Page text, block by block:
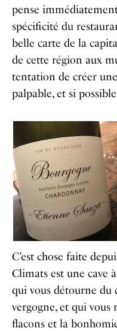
pense
spécificité du
belle carte de la
de cette région aux
tentation de créer
palpable, et si
C’est chose faite
Climats est une cave
qui vous détourne du
vergogne, et qui
flacons et la